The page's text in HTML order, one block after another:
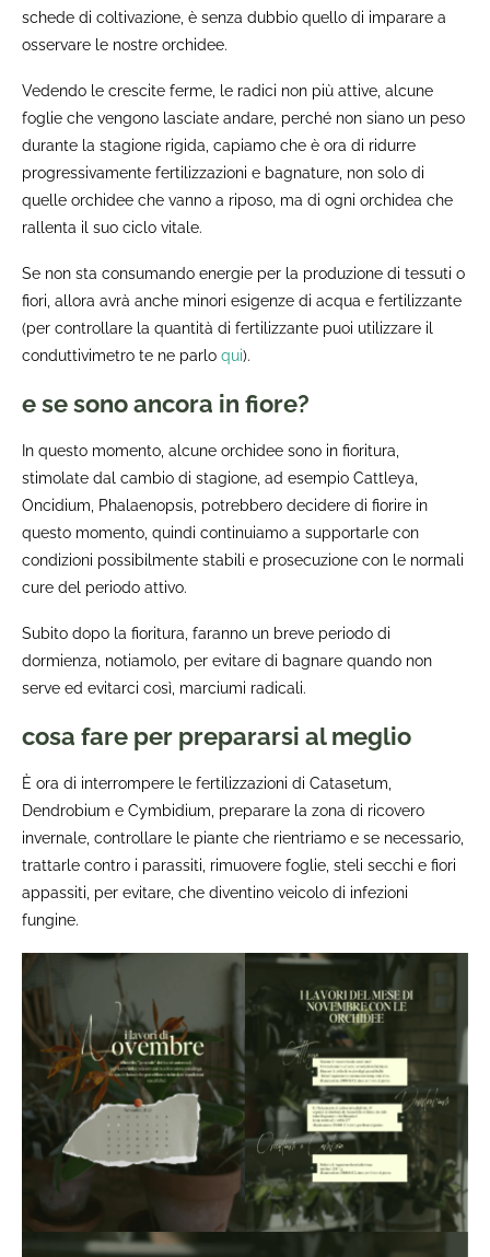
schede di coltivazione, è senza dubbio quello di imparare a
osservare le nostre orchidee.
Vedendo le crescite ferme, le radici non più attive, alcune
foglie che vengono lasciate andare, perché non siano un peso
durante la stagione rigida, capiamo che è ora di ridurre
progressivamente fertilizzazioni e bagnature, non solo di
quelle orchidee che vanno a riposo, ma di ogni orchidea che
rallenta il suo ciclo vitale.
Se non sta consumando energie per la produzione di tessuti o
fiori, allora avrà anche minori esigenze di acqua e fertilizzante
(per controllare la quantità di fertilizzante puoi utilizzare il
conduttivimetro te ne parlo qui).
e se sono ancora in fiore?
In questo momento, alcune orchidee sono in fioritura,
stimolate dal cambio di stagione, ad esempio Cattleya,
Oncidium, Phalaenopsis, potrebbero decidere di fiorire in
questo momento, quindi continuiamo a supportarle con
condizioni possibilmente stabili e prosecuzione con le normali
cure del periodo attivo.
Subito dopo la fioritura, faranno un breve periodo di
dormienza, notiamolo, per evitare di bagnare quando non
serve ed evitarci così, marciumi radicali.
cosa fare per prepararsi al meglio
È ora di interrompere le fertilizzazioni di Catasetum,
Dendrobium e Cymbidium, preparare la zona di ricovero
invernale, controllare le piante che rientriamo e se necessario,
trattarle contro i parassiti, rimuovere foglie, steli secchi e fiori
appassiti, per evitare, che diventino veicolo di infezioni
fungine.